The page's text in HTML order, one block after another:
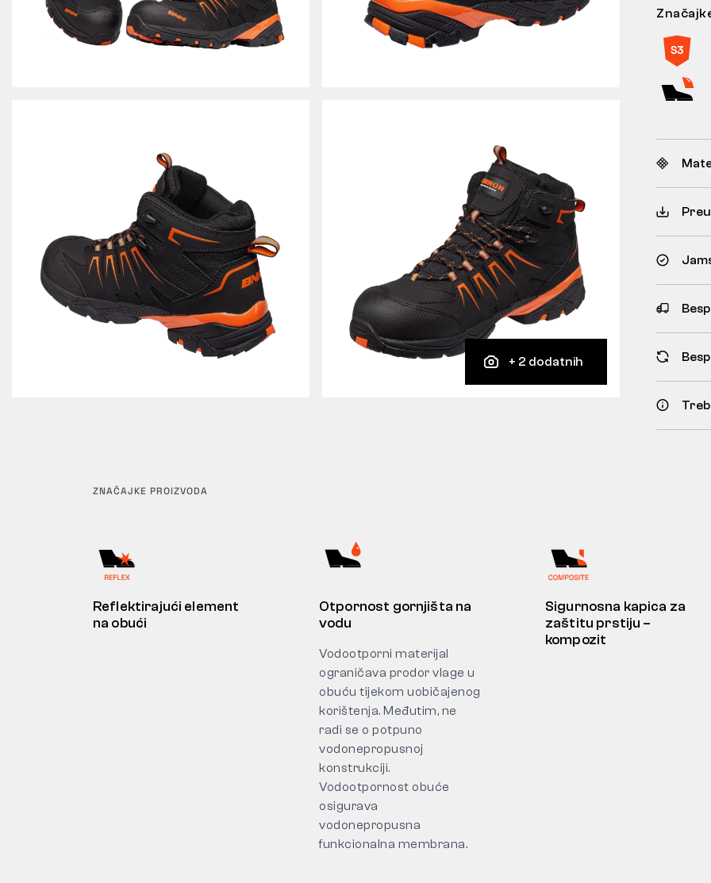
+ 2 dodatnih
ZNAČAJKE PROIZVODA
Reflektirajući element
na obući
Otpornost gornjišta na
vodu
Vodootporni materijal
ograničava prodor vlage u
obuću tijekom uobičajenog
korištenja. Međutim, ne
radi se o potpuno
vodonepropusnoj
konstrukciji.
Vodootpornost obuće
osigurava
vodonepropusna
funkcionalna membrana.
Sigurnosna kapica za
zaštitu prstiju –
kompozit